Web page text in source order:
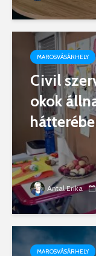
MAROSVÁSÁRHELY
Civil
okok
Antal Erika
MAROSVÁSÁRHELY